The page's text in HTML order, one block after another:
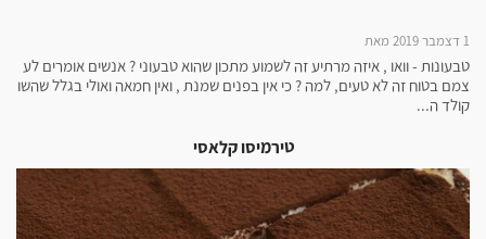
1 דצמבר 2019 מאת
טבעונות - וואו , איזה מרתיע זה לשמוע מתכון שהוא טבעוני ? אנשים אומרים לע
צמם בטוח זה לא טעים, למה ? כי אין בפנים שמנת , ואין חמאה ואולי בגלל שהשו
קולד ה...
טירמיסו קלאסי